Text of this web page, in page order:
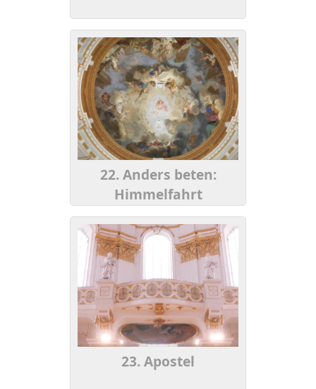
22. Anders beten:
Himmelfahrt
23. Apostel